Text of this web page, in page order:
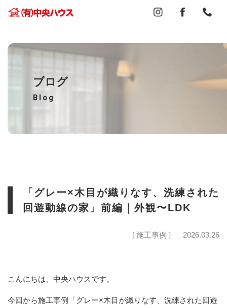
ブログ
Blog
「グレー×木目が織りなす、洗練された
回遊動線の家」前編｜外観〜LDK
[ 施工事例 ] 2026.03.26
こんにちは、中央ハウスです。
今回から施工事例「グレー×木目が織りなす、洗練された回遊